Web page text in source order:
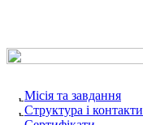
Місія та завдання
Структура і контакти